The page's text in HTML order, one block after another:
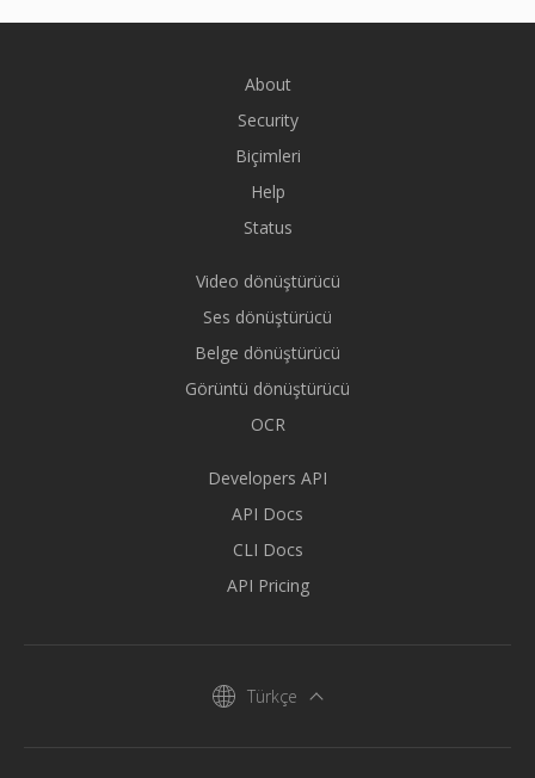
About
Security
Biçimleri
Help
Status
Video dönüştürücü
Ses dönüştürücü
Belge dönüştürücü
Görüntü dönüştürücü
OCR
Developers API
API Docs
CLI Docs
API Pricing
Türkçe